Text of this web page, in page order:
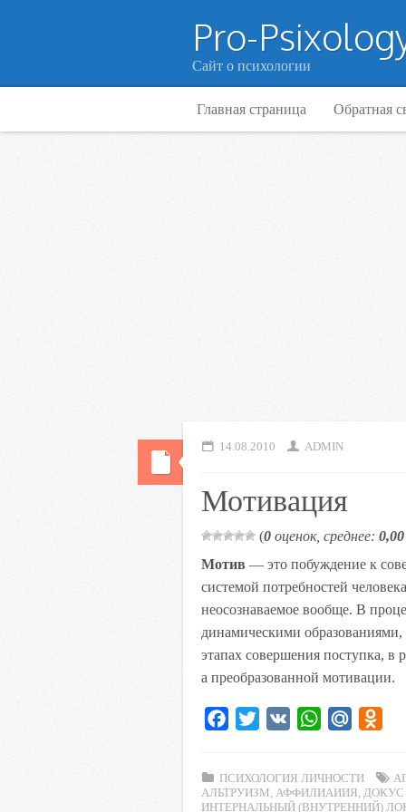
Pro-
Сайт о психологии
Главная страница Обратная
14.08.2010 ADMIN
Мотивация
(0 оценок, среднее: 0,00
Мотив — это побуждение к
системой потребностей
неосознаваемое вообще. В
динамическими образованиями,
этапах совершения поступка, в
а преобразованной мотивации.
e
t
W
t
l
o
ПСИХОЛОГИЯ ЛИЧНОСТИ
АЛЬТРУИЗМ, АФФИЛИАИИЯ, ДОКУС
ИНТЕРНАЛЬНЫЙ (ВНУТРЕННИЙ)